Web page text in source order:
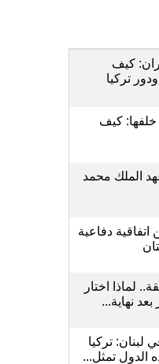
كيف
تركيا
خلفها: كيف
الملك محمد
دفاعية
لماذا اختار
نهاية...
تركيا
الدول تمثل...